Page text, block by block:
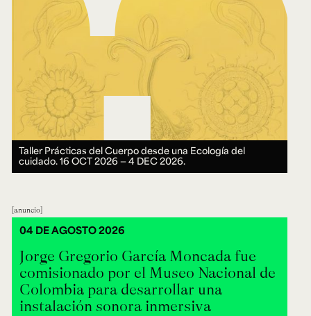
Taller Prácticas del Cuerpo desde una Ecología del
cuidado.16 OCT 2026 ― 4 DEC 2026.
anuncio
Jorge Gregorio García Moncada fue
comisionado por el Museo Nacional de
Colombia para desarrollar una
instalación sonora inmersiva
04 DE AGOSTO 2026